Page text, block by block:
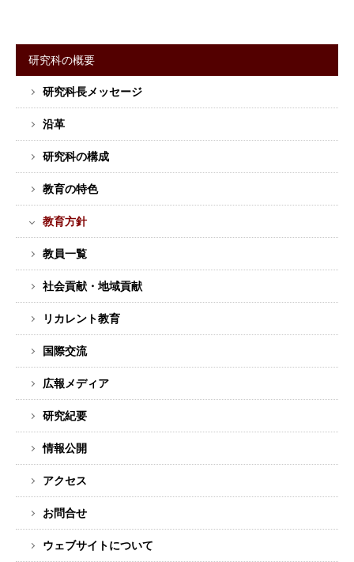
ー
メ
ニ
ュ
ー
研究科の概要
研究科長メッセージ
沿革
研究科の構成
教育の特色
教育方針
教員一覧
社会貢献・地域貢献
リカレント教育
国際交流
広報メディア
研究紀要
情報公開
アクセス
お問合せ
ウェブサイトについて